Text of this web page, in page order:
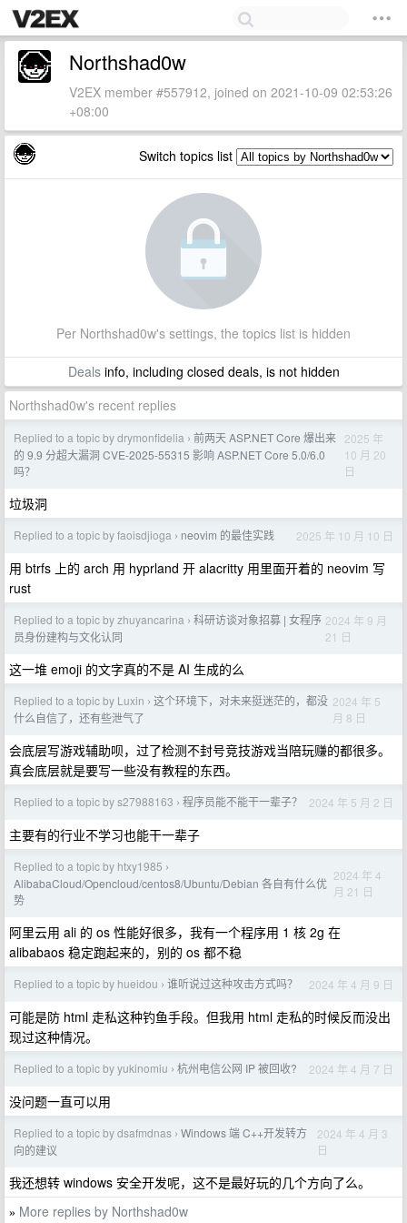
Northshad0w
V2EX member #557912, joined on 2021-10-09 02:53:26
+08:00
Switch topics list
Per Northshad0w's settings, the topics list is hidden
Dealsinfo, including closed deals, is not hidden
Northshad0w's recent replies
Replied to a topic by drymonfidelia › 前两天 ASP.NET Core 爆出来
的 9.9 分超大漏洞 CVE-2025-55315 影响 ASP.NET Core 5.0/6.0
吗？
2025 年
10 月 20
日
垃圾洞
Replied to a topic by faoisdjioga › neovim 的最佳实践 2025 年 10 月 10 日
用 btrfs 上的 arch 用 hyprland 开 alacritty 用里面开着的 neovim 写
rust
Replied to a topic by zhuyancarina › 科研访谈对象招募 | 女程序
员身份建构与文化认同
2024 年 9 月
21 日
这一堆 emoji 的文字真的不是 AI 生成的么
Replied to a topic by Luxin › 这个环境下，对未来挺迷茫的，都没
什么自信了，还有些泄气了
2024 年 5
月 8 日
会底层写游戏辅助呗，过了检测不封号竞技游戏当陪玩赚的都很多。
真会底层就是要写一些没有教程的东西。
Replied to a topic by s27988163 › 程序员能不能干一辈子？ 2024 年 5 月 2 日
主要有的行业不学习也能干一辈子
Replied to a topic by htxy1985 ›
AlibabaCloud/Opencloud/centos8/Ubuntu/Debian 各自有什么优
势
2024 年 4
月 21 日
阿里云用 ali 的 os 性能好很多，我有一个程序用 1 核 2g 在
alibabaos 稳定跑起来的，别的 os 都不稳
Replied to a topic by hueidou › 谁听说过这种攻击方式吗？ 2024 年 4 月 9 日
可能是防 html 走私这种钓鱼手段。但我用 html 走私的时候反而没出
现过这种情况。
Replied to a topic by yukinomiu › 杭州电信公网 IP 被回收? 2024 年 4 月 7 日
没问题一直可以用
Replied to a topic by dsafmdnas › Windows 端 C++开发转方
向的建议
2024 年 4 月 3
日
我还想转 windows 安全开发呢，这不是最好玩的几个方向了么。
» More replies by Northshad0w